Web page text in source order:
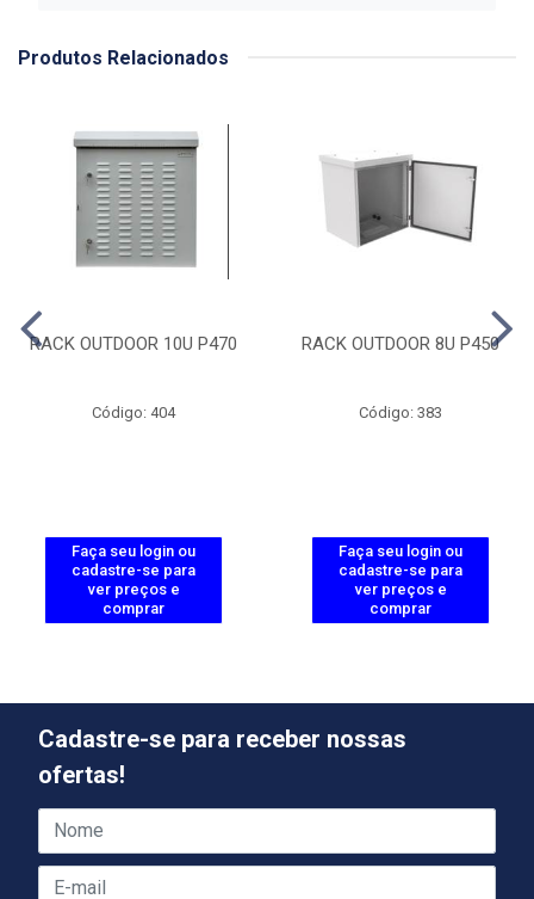
Produtos Relacionados
RACK OUTDOOR 10U P470
Código: 404
Faça seu login ou
cadastre-se para
ver preços e
comprar
RACK OUTDOOR 8U P450
Código: 383
Faça seu login ou
cadastre-se para
ver preços e
comprar
Cadastre-se para receber nossas
ofertas!